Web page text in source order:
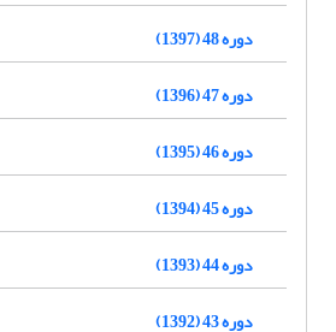
دوره 48 (1397)
دوره 47 (1396)
دوره 46 (1395)
دوره 45 (1394)
دوره 44 (1393)
دوره 43 (1392)